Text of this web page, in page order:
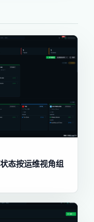
态按运维视角组